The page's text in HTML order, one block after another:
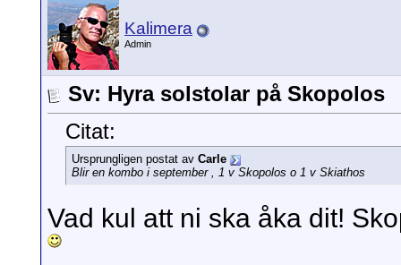
Kalimera
Admin
Sv: Hyra solstolar på Skopolos
Citat:
Ursprungligen postat av Carle
Blir en kombo i september , 1 v Skopolos o 1 v Skiathos
Vad kul att ni ska åka dit!